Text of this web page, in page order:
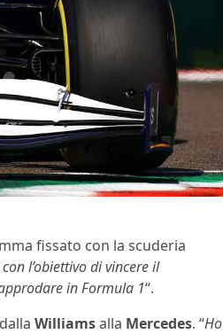
fissato con la scuderia
l’obiettivo di vincere il
in Formula 1“.
Williamsalla Mercedes. “Ho